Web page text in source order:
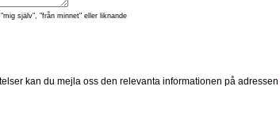
själv", "från minnet" eller liknande
kan du mejla oss den relevanta informationen på adressen